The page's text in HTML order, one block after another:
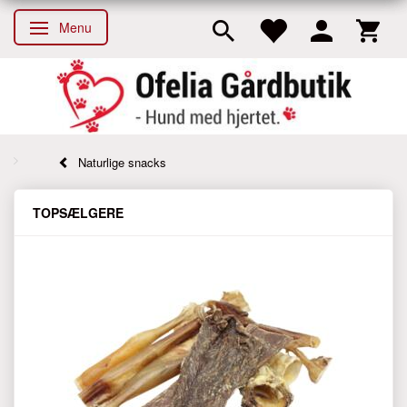
Skifte navigation
Menu
Naturlige snacks
TOPSÆLGERE